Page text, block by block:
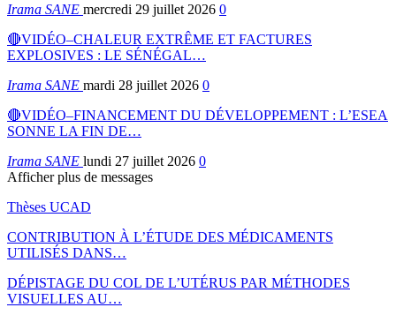
Irama SANE mercredi 29 juillet 2026 0
🔴VIDÉO–CHALEUR EXTRÊME ET FACTURES
EXPLOSIVES : LE SÉNÉGAL…
Irama SANE mardi 28 juillet 2026 0
🔴VIDÉO–FINANCEMENT DU DÉVELOPPEMENT : L’ESEA
SONNE LA FIN DE…
Irama SANE lundi 27 juillet 2026 0
Afficher plus de messages
Thèses UCAD
CONTRIBUTION À L’ÉTUDE DES MÉDICAMENTS
UTILISÉS DANS…
DÉPISTAGE DU COL DE L’UTÉRUS PAR MÉTHODES
VISUELLES AU…